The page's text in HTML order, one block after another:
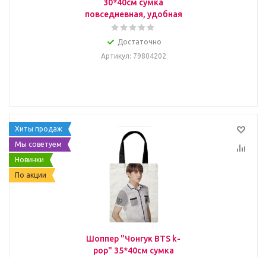
30*40см сумка
повседневная, удобная
Достаточно
Артикул: 79804202
Хиты продаж
Мы советуем
Новинки
По акции
Шоппер "Чонгук BTS k-
pop" 35*40см сумка